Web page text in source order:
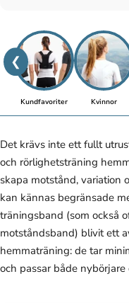
❮
Kundfavoriter Kvinnor
Det krävs inte ett fullt
och rörlighetsträning
skapa motstånd, variation
kan kännas begränsade
träningsband (som också
motståndsband) blivit ett
hemmaträning: de tar
och passar både nybörjare